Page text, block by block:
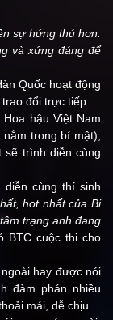
sự hứng thú hơn.
và xứng đáng để
Quốc hoạt động
đổi trực tiếp.
hậu Việt Nam
trong bí mật),
sẽ trình diễn cùng
cùng thí sinh
hot nhất của Bi
trạng anh đang
BTC cuộc thi cho
hay được nói
đàm phán nhiều
mái, dễ chịu.